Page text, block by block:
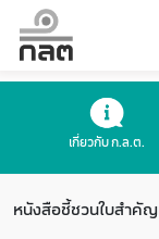
เกี่ยวกับ ก.ล.ต.
หนังสือชี้ชวนใบสำคั